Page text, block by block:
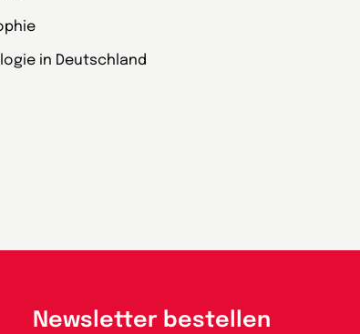
in Deutschland
Newsletter bestellen